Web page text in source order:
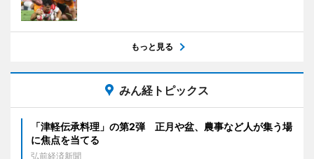
もっと見る
みん経トピックス
「津軽伝承料理」の第2弾 正月や盆、農事など人が集う場
に焦点を当てる
弘前経済新聞